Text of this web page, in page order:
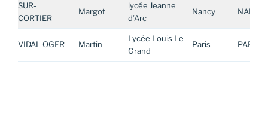
SUR-
CORTIER
Margot
lycée Jeanne
d’Arc
Nancy
VIDAL OGER Martin
Lycée Louis Le
Grand
Paris PARIS